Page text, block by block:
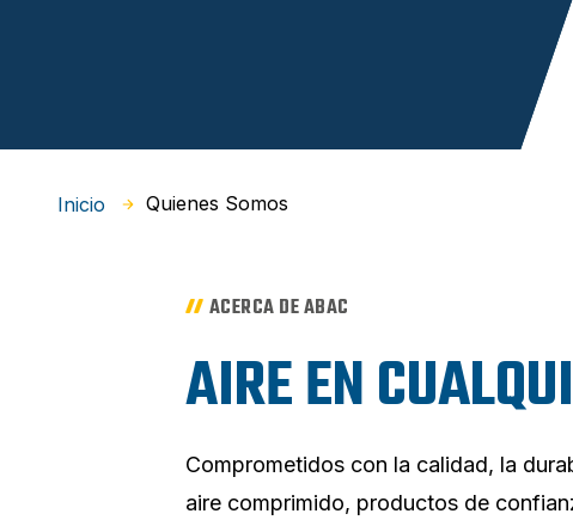
Inicio Quienes Somos
ACERCA DE ABAC
AIRE EN
Comprometidos con la calidad, la
aire comprimido, productos de